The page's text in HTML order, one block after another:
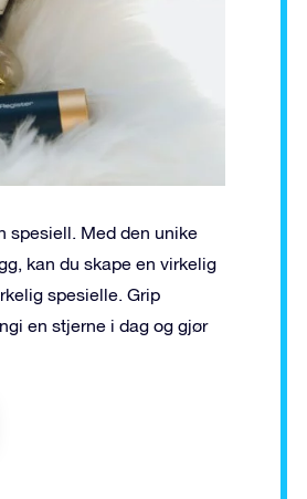
spesiell. Med den unike
kan du skape en virkelig
spesielle. Grip
en stjerne i dag og gjør